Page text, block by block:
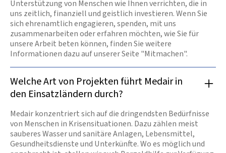
Unterstützung von Menschen wie Ihnen verrichten, die in
uns zeitlich, finanziell und geistlich investieren. Wenn Sie
sich ehrenamtlich engagieren, spenden, mit uns
zusammenarbeiten oder erfahren möchten, wie Sie für
unsere Arbeit beten können, finden Sie weitere
Informationen dazu auf unserer Seite "Mitmachen".
Welche Art von Projekten führt Medair in
den Einsatzländern durch?
Medair konzentriert sich auf die dringendsten Bedürfnisse
von Menschen in Krisensituationen. Dazu zählen meist
sauberes Wasser und sanitäre Anlagen, Lebensmittel,
Gesundheitsdienste und Unterkünfte. Wo es möglich und